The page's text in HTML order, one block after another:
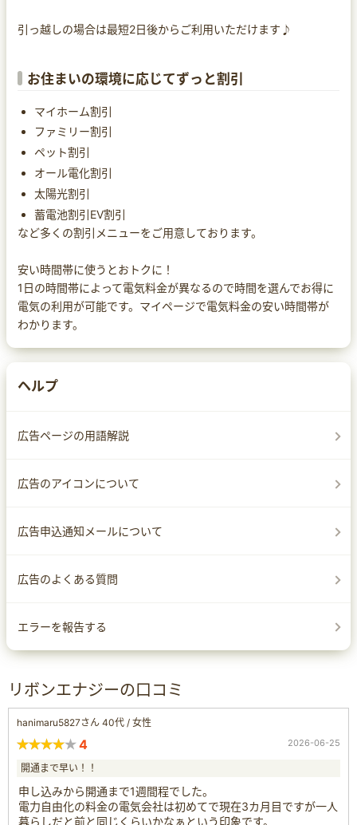
引っ越しの場合は最短2日後からご利用いただけます♪
お住まいの環境に応じてずっと割引
マイホーム割引
ファミリー割引
ペット割引
オール電化割引
太陽光割引
蓄電池割引EV割引
など多くの割引メニューをご用意しております。
安い時間帯に使うとおトクに！
1日の時間帯によって電気料金が異なるので時間を選んでお得に
電気の利用が可能です。マイページで電気料金の安い時間帯が
わかります。
ヘルプ
広告ページの用語解説
広告のアイコンについて
広告申込通知メールについて
広告のよくある質問
エラーを報告する
リボンエナジーの口コミ
hanimaru5827さん 40代 / 女性
4 2026-06-25
開通まで早い！！
申し込みから開通まで1週間程でした。
電力自由化の料金の電気会社は初めてで現在3カ月目ですが一人
暮らしだと前と同じくらいかなぁという印象です。